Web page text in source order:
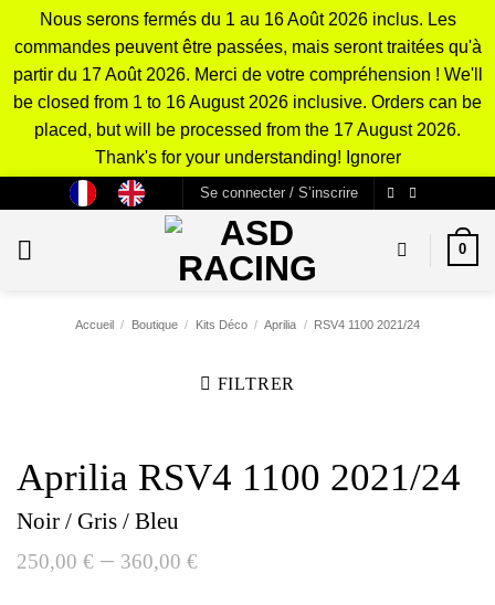
Nous serons fermés du 1 au 16 Août 2026 inclus. Les
commandes peuvent être passées, mais seront traitées qu'à
partir du 17 Août 2026. Merci de votre compréhension ! We'll
be closed from 1 to 16 August 2026 inclusive. Orders can be
placed, but will be processed from the 17 August 2026.
Thank's for your understanding! Ignorer
contenu
Se connecter / S’inscrire
0
Accueil / Boutique / Kits Déco / Aprilia / RSV4 1100 2021/24
FILTRER
Aprilia RSV4 1100 2021/24
Noir / Gris / Bleu
250,00 € – 360,00 €